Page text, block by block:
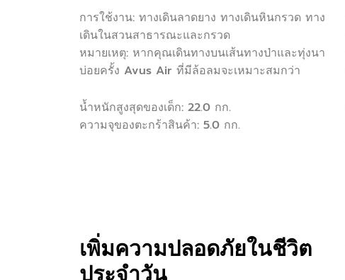
การใช้งาน: ทางเดินลาดยาง ทางเดินหินกรวด ทาง
เดินในสวนสาธารณะและกรวด
หมายเหตุ: หากคุณเดินทางบนเส้นทางป่าและทุ่งนา
บ่อยครั้ง Avus Air ที่มีล้อลมจะเหมาะสมกว่า
น้ำหนักสูงสุดของเด็ก: 22.0 กก.
ความจุของตะกร้าสินค้า: 5.0 กก.
เพิ่มความปลอดภัยในชีวิต
ประจำวัน​